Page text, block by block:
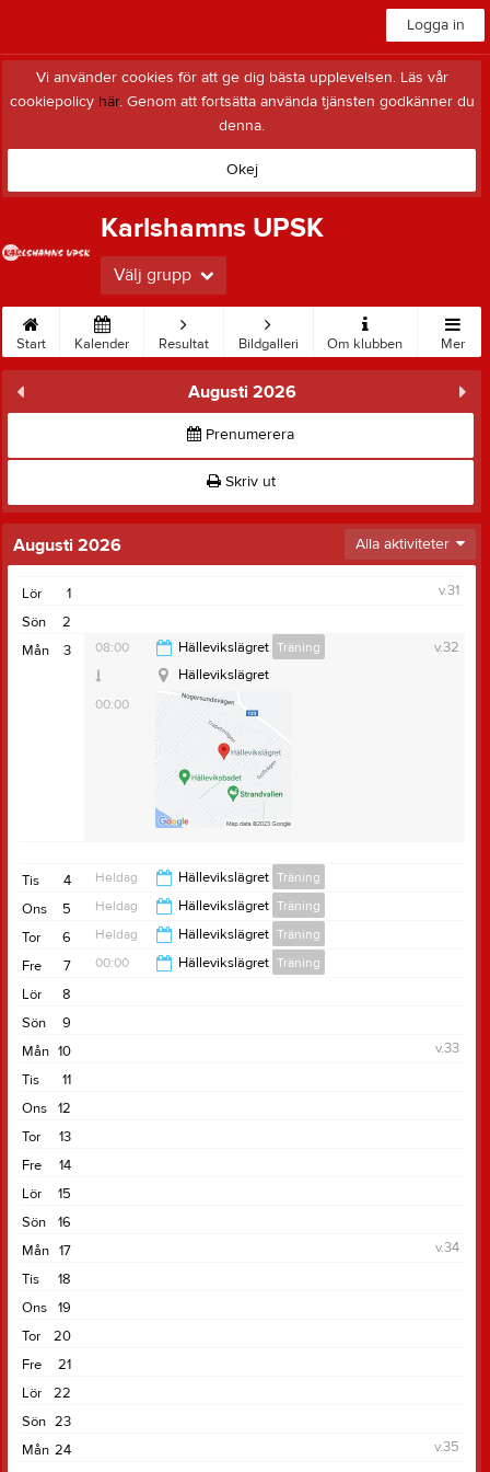
Logga in
Vi använder cookies för att ge dig bästa upplevelsen. Läs vår
cookiepolicy här. Genom att fortsätta använda tjänsten godkänner du
denna.
Okej
Karlshamns UPSK
Välj grupp
Start Kalender Resultat Bildgalleri Om klubben Mer
Augusti 2026
Prenumerera
Skriv ut
Augusti 2026 Alla aktiviteter
1
Lör
v.31
2
Sön
3
Mån v.32
08:00 Hällevikslägret Träning
00:00
Hällevikslägret
4
Tis Heldag Hällevikslägret Träning
5
Ons Heldag Hällevikslägret Träning
6
Tor Heldag Hällevikslägret Träning
7
Fre 00:00 Hällevikslägret Träning
8
Lör
9
Sön
10
Mån
v.33
11
Tis
12
Ons
13
Tor
14
Fre
15
Lör
16
Sön
17
Mån
v.34
18
Tis
19
Ons
20
Tor
21
Fre
22
Lör
23
Sön
24
Mån
v.35